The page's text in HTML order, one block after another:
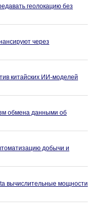
геолокацию без
через
китайских ИИ-моделей
обмена данными об
добычи и
вычислительные мощности